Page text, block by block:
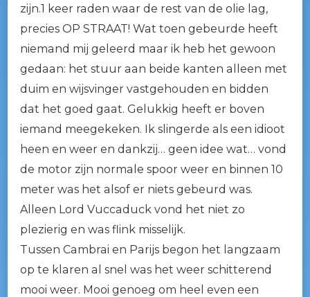
zijn.1 keer raden waar de rest van de olie lag,
precies OP STRAAT! Wat toen gebeurde heeft
niemand mij geleerd maar ik heb het gewoon
gedaan: het stuur aan beide kanten alleen met
duim en wijsvinger vastgehouden en bidden
dat het goed gaat. Gelukkig heeft er boven
iemand meegekeken. Ik slingerde als een idioot
heen en weer en dankzij… geen idee wat… vond
de motor zijn normale spoor weer en binnen 10
meter was het alsof er niets gebeurd was.
Alleen Lord Vuccaduck vond het niet zo
plezierig en was flink misselijk.
Tussen Cambrai en Parijs begon het langzaam
op te klaren al snel was het weer schitterend
mooi weer. Mooi genoeg om heel even een